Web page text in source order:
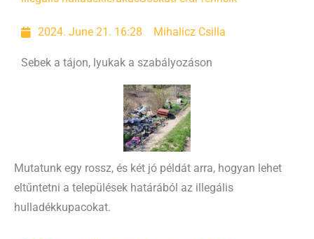
2024. June 21. 16:28 Mihalicz Csilla
Sebek a tájon, lyukak a szabályozáson
Mutatunk egy rossz, és két jó példát arra, hogyan lehet
eltűntetni a települések határából az illegális
hulladékkupacokat.